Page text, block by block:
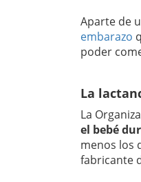
Aparte de
embarazo
poder
La
La
el bebé
menos los
fabricante